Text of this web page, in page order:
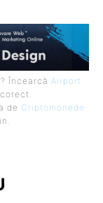
Încearcă Airport
de Criptomonede